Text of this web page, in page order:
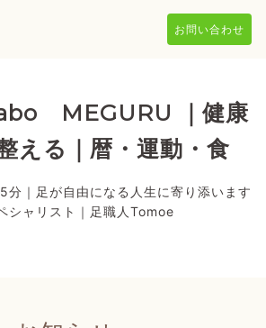
お問い合わせ
MEGURU ｜健康
える｜暦・運動・食
｜足が自由になる人生に寄り添います
シャリスト｜足職人Tomoe